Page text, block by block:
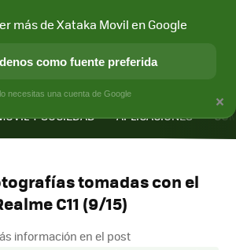
Y SOCIEDAD APLICACIONES
tomadas con el
C11 (9/15)
información en el post
×
más de Xataka Movil en Google
como fuente preferida
necesitas una cuenta de Google